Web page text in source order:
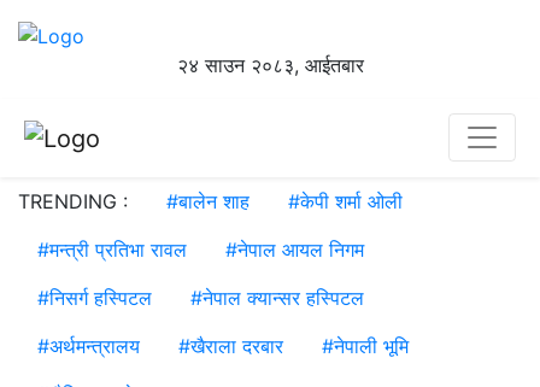
२४ साउन २०८३, आईतबार
TRENDING : #बालेन शाह #केपी शर्मा ओली
#मन्त्री प्रतिभा रावल #नेपाल आयल निगम
#निसर्ग हस्पिटल #नेपाल क्यान्सर हस्पिटल
#अर्थमन्त्रालय #खैराला दरबार #नेपाली भूमि